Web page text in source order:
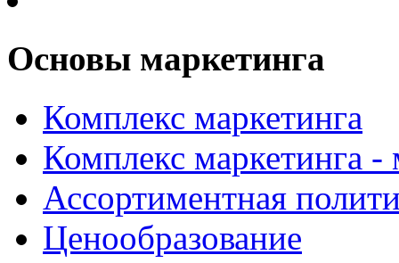
Основы маркетинга
Комплекс маркетинга
Комплекс маркетинга
Ассортиментная
Ценообразование